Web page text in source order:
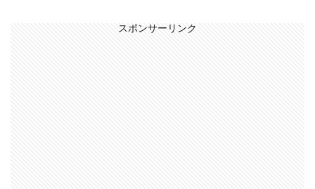
スポンサーリンク